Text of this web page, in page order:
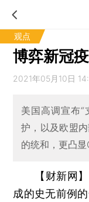
观点
博弈新冠
2021年05月10日
美国高调宣布“
护，以及欧盟
的统和，更凸
【财新网
成的史无前例